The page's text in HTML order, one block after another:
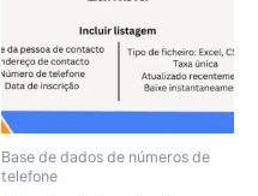
Base de dados de números de
telefone